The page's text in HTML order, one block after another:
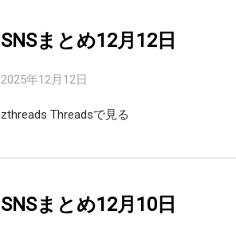
SNSまとめ12月12日
2025年12月12日
zthreads Threadsで見る
SNSまとめ12月10日